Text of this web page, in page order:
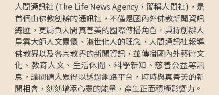
人間通訊社 (The Life News Agency，簡稱人間社)，是
首個由佛教創辦的通訊社，不僅是國內外佛教新聞資訊
總匯，更肩負人間真善美的國際傳播角色。秉持創辦人
星雲大師人文關懷、淑世化人的理念，人間通訊社報導
佛教界以及各宗教界的新聞資訊，並傳播國內外藝術文
化、教育人文、生活休閒、科學新知、慈善公益等訊
息，讓閱聽大眾得以透過網路平台，時時與真善美的新
聞相會，刻刻增添心靈的能量，產生正面積極影響力。